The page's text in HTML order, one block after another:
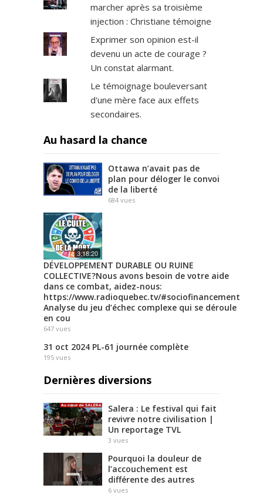
marcher après sa troisième
injection : Christiane témoigne
Exprimer son opinion est-il
devenu un acte de courage ?
Un constat alarmant.
Le témoignage bouleversant
d'une mère face aux effets
secondaires.
Au hasard la chance
Ottawa n’avait pas de
plan pour déloger le convoi
de la liberté
684 vues
3:18:20
DÉVELOPPEMENT DURABLE OU RUINE
COLLECTIVE?Nous avons besoin de votre aide
dans ce combat, aidez-nous:
https://www.radioquebec.tv/#sociofinancement
Analyse du jeu d’échec complexe qui se déroule
en cou
647 vues
31 oct 2024 PL-61 journée complète
195 vues
Dernières diversions
Salera : Le festival qui fait
revivre notre civilisation |
Un reportage TVL
3 vues
Pourquoi la douleur de
l’accouchement est
différente des autres
6 vues